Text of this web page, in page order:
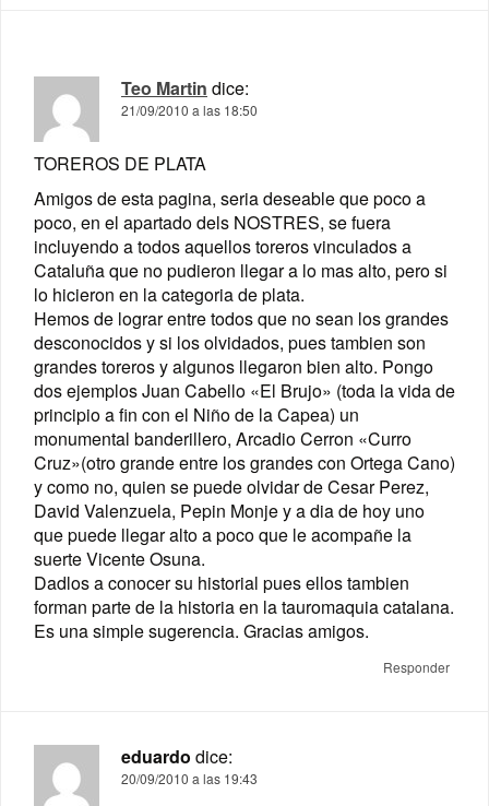
Teo Martin dice:
21/09/2010 a las 18:50
TOREROS DE PLATA
Amigos de esta pagina, seria deseable que poco a
poco, en el apartado dels NOSTRES, se fuera
incluyendo a todos aquellos toreros vinculados a
Cataluña que no pudieron llegar a lo mas alto, pero si
lo hicieron en la categoria de plata.
Hemos de lograr entre todos que no sean los grandes
desconocidos y si los olvidados, pues tambien son
grandes toreros y algunos llegaron bien alto. Pongo
dos ejemplos Juan Cabello «El Brujo» (toda la vida de
principio a fin con el Niño de la Capea) un
monumental banderillero, Arcadio Cerron «Curro
Cruz»(otro grande entre los grandes con Ortega Cano)
y como no, quien se puede olvidar de Cesar Perez,
David Valenzuela, Pepin Monje y a dia de hoy uno
que puede llegar alto a poco que le acompañe la
suerte Vicente Osuna.
Dadlos a conocer su historial pues ellos tambien
forman parte de la historia en la tauromaquia catalana.
Es una simple sugerencia. Gracias amigos.
Responder
eduardo dice:
20/09/2010 a las 19:43